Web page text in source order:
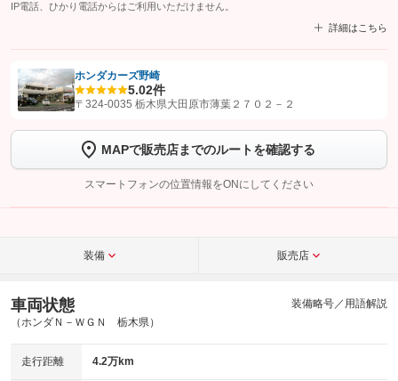
IP電話、ひかり電話からはご利用いただけません。
詳細はこちら
【STEP1】認証画面でグーネットを友だち追加してから「許可する」ボタンを押
トーク画面で
ボタンをタップして問い合わせを
完了してください。
こちら
ホンダカーズ野崎
5.02件
〒324-0035 栃木県大田原市薄葉２７０２－２
MAPで販売店までのルートを確認する
スマートフォンの位置情報をONにしてください
装備 販売店
車両状態
（ホンダＮ－ＷＧＮ 栃木県）
装備略号／用語解説
走行距離 4.2万km